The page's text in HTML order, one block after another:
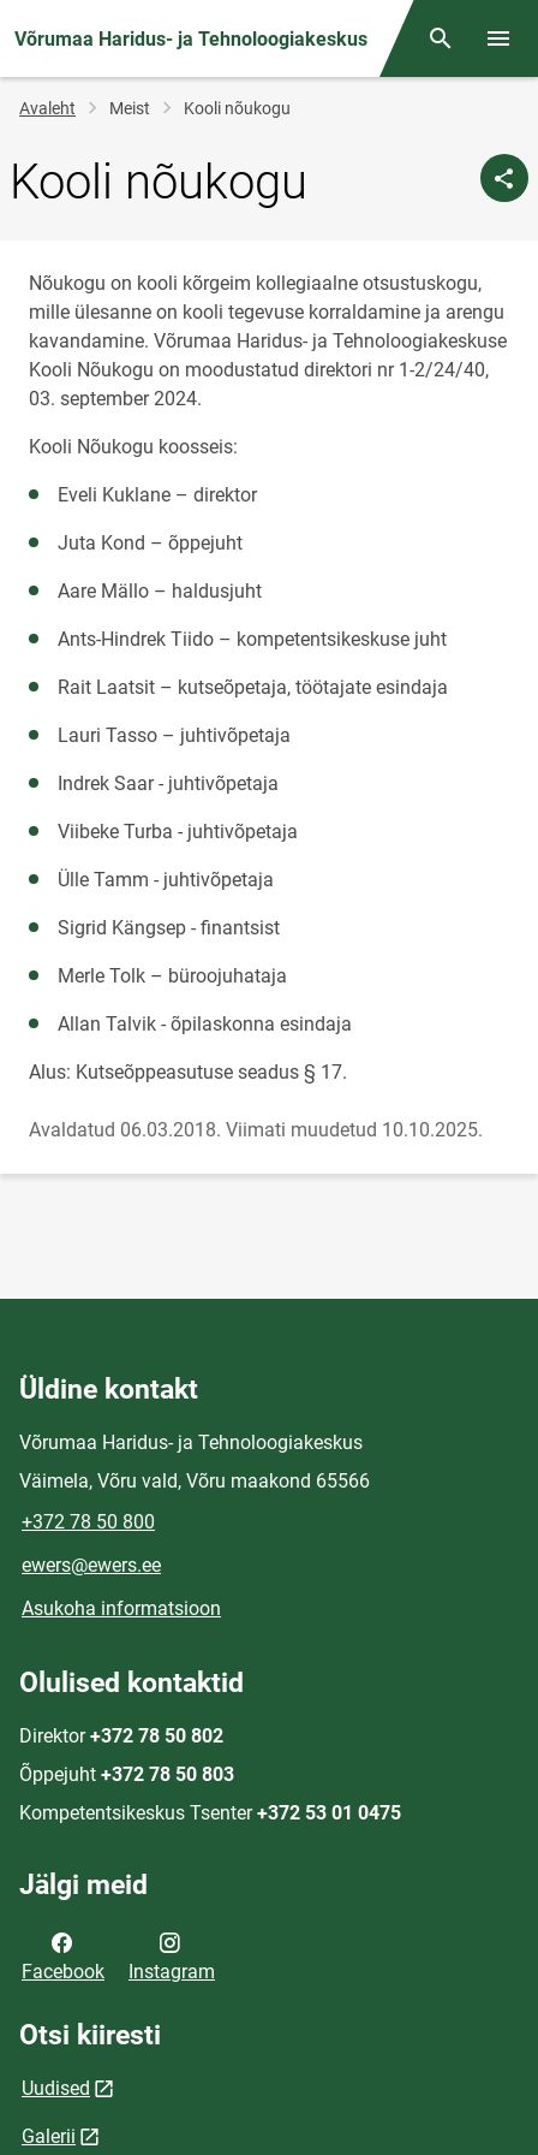
Võrumaa Haridus- ja Tehnoloogiakeskus Otsing
Jälglink
Avaleht Meist Kooli nõukogu
Kooli nõukogu
Nõukogu on kooli kõrgeim kollegiaalne otsustuskogu,
mille ülesanne on kooli tegevuse korraldamine ja arengu
kavandamine. Võrumaa Haridus- ja Tehnoloogiakeskuse
Kooli Nõukogu on moodustatud direktori nr 1-2/24/40,
03. september 2024.
Kooli Nõukogu koosseis:
Eveli Kuklane – direktor
Juta Kond – õppejuht
Aare Mällo – haldusjuht
Ants-Hindrek Tiido – kompetentsikeskuse juht
Rait Laatsit – kutseõpetaja, töötajate esindaja
Lauri Tasso – juhtivõpetaja
Indrek Saar - juhtivõpetaja
Viibeke Turba - juhtivõpetaja
Ülle Tamm - juhtivõpetaja
Sigrid Kängsep - finantsist
Merle Tolk – büroojuhataja
Allan Talvik - õpilaskonna esindaja
Alus: Kutseõppeasutuse seadus § 17.
Avaldatud 06.03.2018. Viimati muudetud 10.10.2025.
Üldine kontakt
Võrumaa Haridus- ja Tehnoloogiakeskus
Väimela, Võru vald, Võru maakond 65566
+372 78 50 800
ewers@ewers.ee
Asukoha informatsioon
Olulised kontaktid
Direktor +372 78 50 802
Õppejuht +372 78 50 803
Kompetentsikeskus Tsenter +372 53 01 0475
Jälgi meid
Facebook Instagram
Otsi kiiresti
Uudised
Galerii